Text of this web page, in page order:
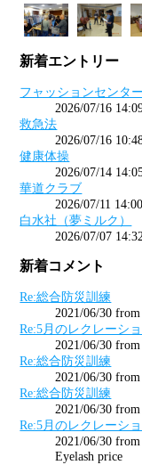
新着エントリー
フャッションセンタ
2026/07/16
救急法
2026/07/16
健康体操
2026/07/14
華道クラブ
2026/07/11 14:00
白水社（夢ミルク）
2026/07/07
新着コメント
Re:総合防災訓練
2021/06/30
Re:5月のレクレーシ
2021/06/30
Re:総合防災訓練
2021/06/30
Re:総合防災訓練
2021/06/30
Re:5月のレクレーシ
2021/06/30
Eyelash price